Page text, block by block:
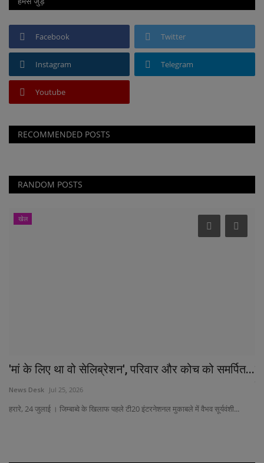
Facebook Twitter
Instagram Telegram
Youtube
RECOMMENDED POSTS
RANDOM POSTS
खेल
'मां के लिए था वो सेलिब्रेशन', परिवार और कोच को समर्पित...
News Desk Jul 25, 2026
हरारे, 24 जुलाई । जिम्बाब्वे के खिलाफ पहले टी20 इंटरनेशनल मुकाबले में वैभव सूर्यवंशी...